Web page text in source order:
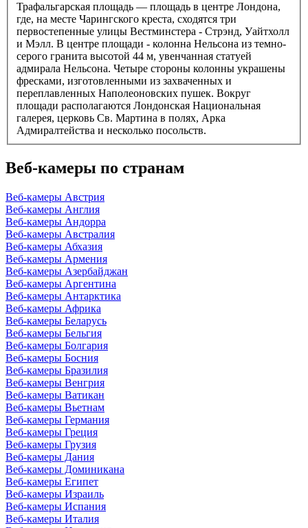
Трафальгарская площадь — площадь в центре Лондона,
где, на месте Чарингского креста, сходятся три
первостепенные улицы Вестминстера - Стрэнд, Уайтхолл
и Мэлл. В центре площади - колонна Нельсона из темно-
серого гранита высотой 44 м, увенчанная статуей
адмирала Нельсона. Четыре стороны колонны украшены
фресками, изготовленными из захваченных и
переплавленных Наполеоновских пушек. Вокруг
площади располагаются Лондонская Национальная
галерея, церковь Св. Мартина в полях, Арка
Адмиралтейства и несколько посольств.
Веб-камеры по странам
Веб-камеры Австрия
Веб-камеры Англия
Веб-камеры Андорра
Веб-камеры Австралия
Веб-камеры Абхазия
Веб-камеры Армения
Веб-камеры Азербайджан
Веб-камеры Аргентина
Веб-камеры Антарктика
Веб-камеры Африка
Веб-камеры Беларусь
Веб-камеры Бельгия
Веб-камеры Болгария
Веб-камеры Босния
Веб-камеры Бразилия
Веб-камеры Венгрия
Веб-камеры Ватикан
Веб-камеры Вьетнам
Веб-камеры Германия
Веб-камеры Греция
Веб-камеры Грузия
Веб-камеры Дания
Веб-камеры Доминикана
Веб-камеры Египет
Веб-камеры Израиль
Веб-камеры Испания
Веб-камеры Италия